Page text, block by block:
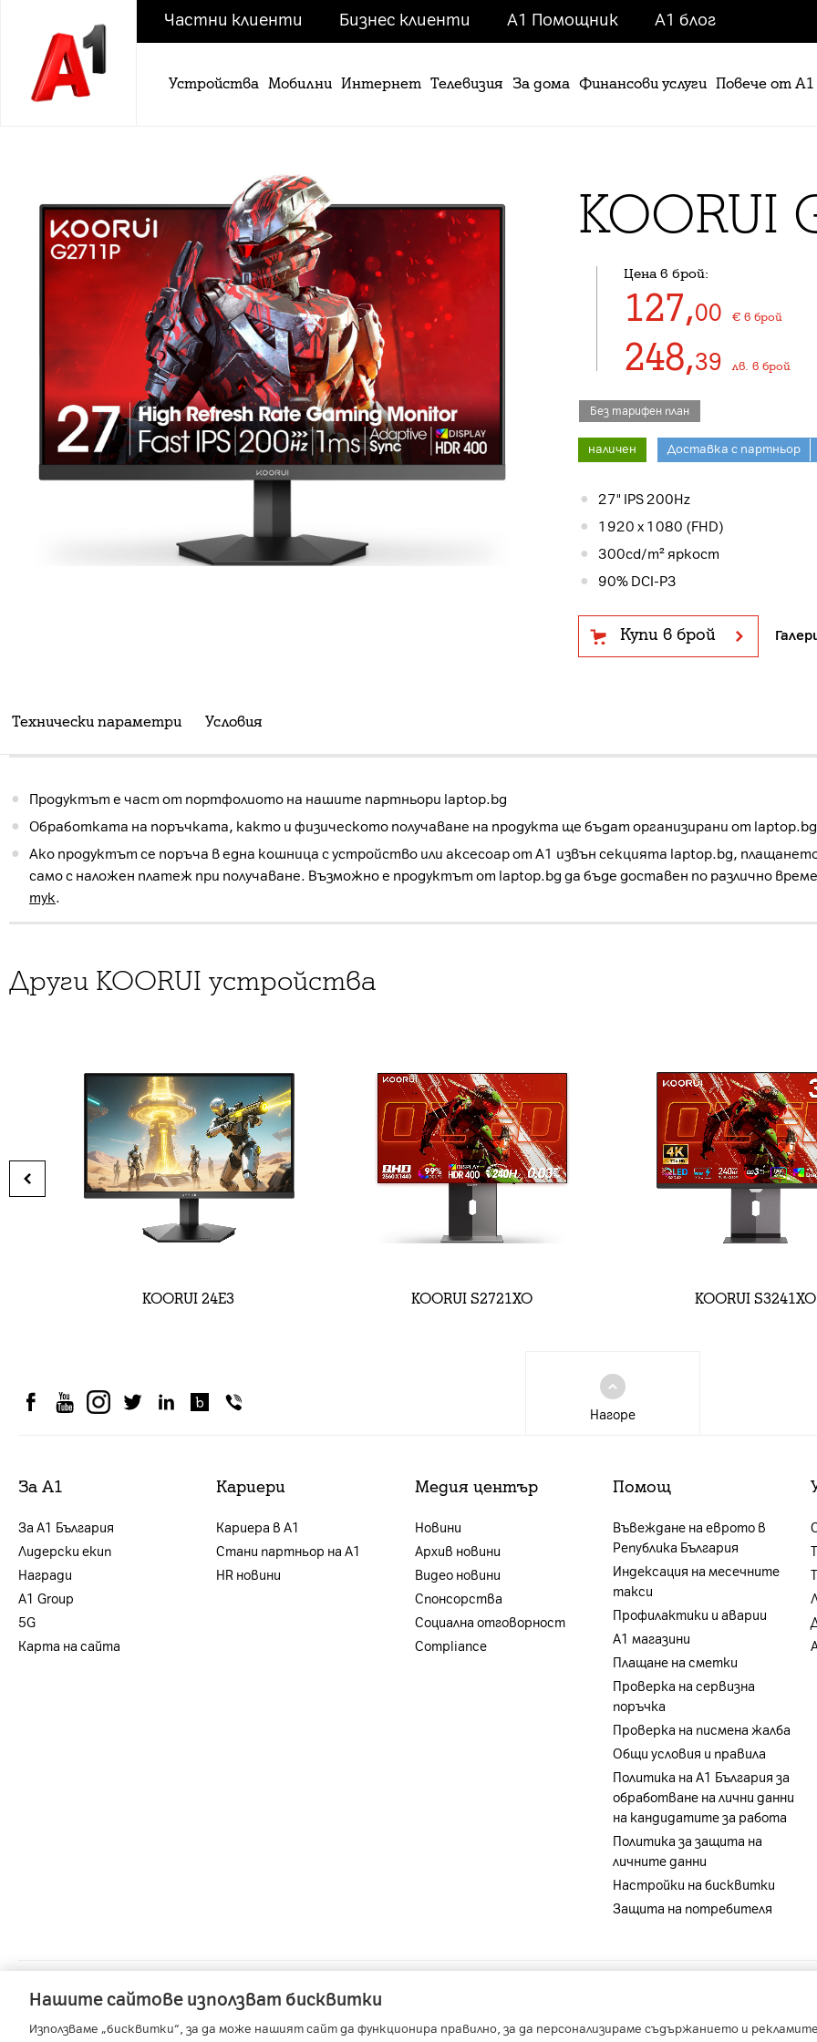
Частни клиенти Бизнес клиенти A1 Помощник A1 блог
Устройства Мобилни Интернет Телевизия За дома Финансови услуги Повече от А1
KOORUI
Цена в брой:
127,00 € в брой
248,39 лв. в брой
Без тарифен план
наличен Доставка с партньор
27" IPS 200Hz
1920 x 1080 (FHD)
300cd/m² яркост
90% DCI-P3
Купи в брой
Технически параметри Условия
Продуктът е част от портфолиото на нашите партньори laptop.bg
Обработката на поръчката, както и физическото получаване на продукта ще бъдат организирани от laptop.bg
Ако продуктът се поръча в една кошница с устройство или аксесоар от А1 извън секцията laptop.bg,
само с наложен платеж при получаване. Възможно е продуктът от laptop.bg да бъде доставен по различно
тук.
Други KOORUI устройства
KOORUI 24E3 KOORUI S2721XO KOORUI S3241XO
Нагоре
За А1
За А1 България
Лидерски екип
Награди
А1 Group
5G
Карта на сайта
Кариери
Кариера в А1
Стани партньор на А1
HR новини
Медия център
Новини
Архив новини
Видео новини
Спонсорства
Социална отговорност
Compliance
Помощ
Въвеждане на еврото в
Република България
Индексация на месечните
такси
Профилактики и аварии
А1 магазини
Плащане на сметки
Проверка на сервизна
поръчка
Проверка на писмена жалба
Общи условия и правила
Политика на A1 България за
обработване на лични данни
на кандидатите за работа
Политика за защита на
личните данни
Настройки на бисквитки
Защита на потребителя
A1 Austria - A1 Croatia - A1 Serbia
Copyright © 2025 А1 България. | Protected by reCAPTCHA
Нашите сайтове използват бисквитки
Използваме „бисквитки“, за да може нашият сайт да функционира правилно, за да персонализираме съдържанието и